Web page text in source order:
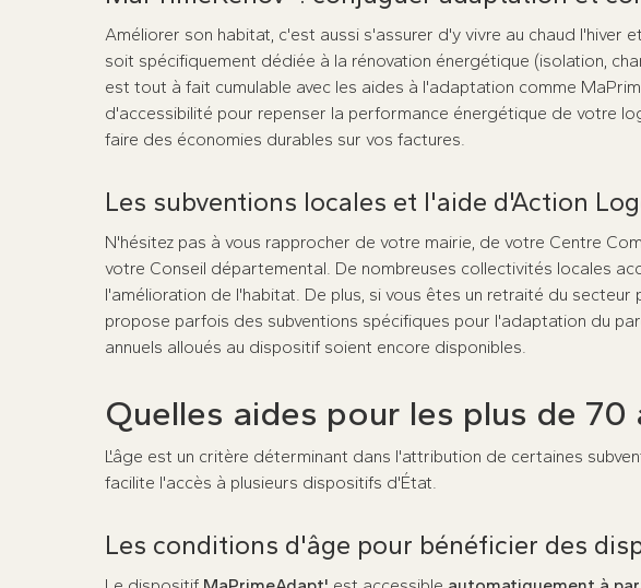
Améliorer son habitat, c'est aussi s'assurer d'y vivre au chaud l'hiver
soit spécifiquement dédiée à la rénovation énergétique (isolation,
est tout à fait cumulable avec les aides à l'adaptation comme
d'accessibilité pour repenser la performance énergétique de votre
faire des économies durables sur vos factures.
Les subventions locales et l'aide d'Action
N'hésitez pas à vous rapprocher de votre mairie, de votre Centre
votre Conseil départemental. De nombreuses collectivités locales
l'amélioration de l'habitat. De plus, si vous êtes un retraité du secteur
propose parfois des subventions spécifiques pour l'adaptation du
annuels alloués au dispositif soient encore disponibles.
Quelles aides pour les plus de 70
L'âge est un critère déterminant dans l'attribution de certaines
facilite l'accès à plusieurs dispositifs d'État.
Les conditions d'âge pour bénéficier des